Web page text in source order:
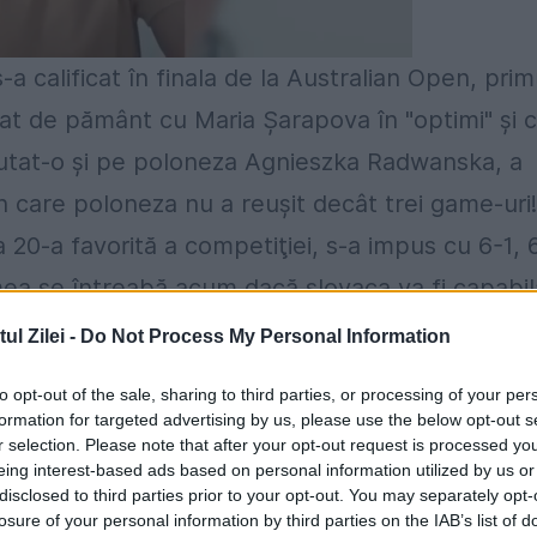
Zilei - Do Not Process My Personal Information
opt-out of the sale, sharing to third parties, or processing of your
for targeted advertising by us, please use the below opt-out
selection. Please note that after your opt-out request is processed
interest-based ads based on personal information utilized by us
to third parties prior to your opt-out. You may separately
of your personal information by third parties on the IAB’s list of
calificat în finala de la Australian Open,
de pământ cu Maria Şarapova în "optimi" şi
o şi pe poloneza Agnieszka Radwanska, a
poloneza nu a reuşit decât trei game-uri!
20-a favorită a competiţiei, s-a impus cu 6-1,
se întreabă acum dacă slovaca va fi
când va da piept în finală cu Na Li, o
a intrat deja în istorie, chiar înaintea
în finala unui turneu de Grand Slam. Pe
nu a pierdut decât un set, la Maria
Chinezoaica Na Li, cap de serie numărul 4